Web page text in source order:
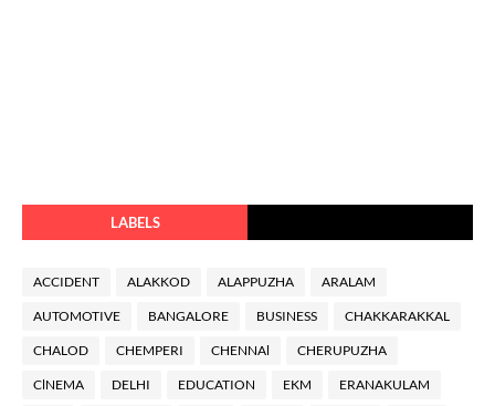
LABELS
ACCIDENT ALAKKOD ALAPPUZHA ARALAM
AUTOMOTIVE BANGALORE BUSINESS CHAKKARAKKAL
CHALOD CHEMPERI CHENNAl CHERUPUZHA
ClNEMA DELHI EDUCATION EKM ERANAKULAM